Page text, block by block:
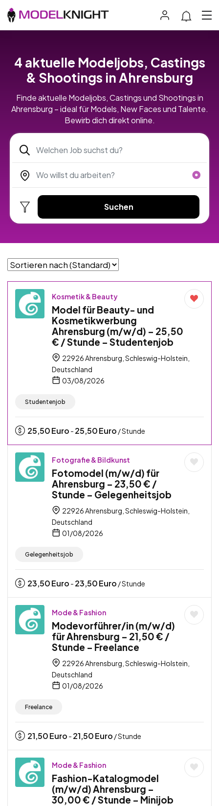
4 aktuelle Modeljobs, Castings
& Shootings in Ahrensburg
Finde aktuelle Modeljobs, Castings und Shootings in
Ahrensburg – ideal für Models, New Faces und Talente.
Bewirb dich direkt online.
Suchen
Kosmetik & Beauty
Model für Beauty- und
Kosmetikwerbung
Ahrensburg (m/w/d) – 25,50
€ / Stunde – Studentenjob
22926 Ahrensburg, Schleswig-Holstein,
Deutschland
03/08/2026
Studentenjob
25,50Euro - 25,50Euro / Stunde
Fotografie & Bildkunst
Fotomodel (m/w/d) für
Ahrensburg – 23,50 € /
Stunde – Gelegenheitsjob
22926 Ahrensburg, Schleswig-Holstein,
Deutschland
01/08/2026
Gelegenheitsjob
23,50Euro - 23,50Euro / Stunde
Mode & Fashion
Modevorführer/in (m/w/d)
für Ahrensburg – 21,50 € /
Stunde – Freelance
22926 Ahrensburg, Schleswig-Holstein,
Deutschland
01/08/2026
Freelance
21,50Euro - 21,50Euro / Stunde
Mode & Fashion
Fashion-Katalogmodel
(m/w/d) Ahrensburg –
30,00 € / Stunde – Minijob